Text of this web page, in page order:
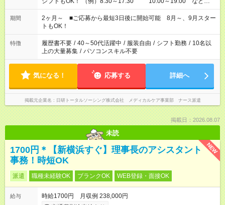
「家族とお休みを合わせたい」 「できれば残業はしたくない」
など、あなたのご希望に沿ったお仕事をご紹介します！ ※Wワ
ーク希望の方へ 今ご覧のお仕事で希望する勤務時間と、もう1つ
のお仕事の勤務時間。 合計で週40時間を超える場合は応募でき
ません
期間
2ヶ月～ ■ご応募から最短3日後に開始可能 8月～、9月スター
トもOK！
特徴 履歴書不要 / 40～50代活躍中 / 服装自由 / シフト勤務 / 10名以
上の大量募集 / パソコンスキル不要
気になる！ 応募する 詳細へ
掲載元企業名 日研トータルソーシング株式会社 メディカルケア事業部 ナース派遣
掲載日：2026.08.07
未読
NEW
1700円＊【新横浜すぐ】理事長のアシスタント
事務！時短OK
派遣 職種未経験OK ブランクOK WEB登録・面接OK
給与
時給1700円 月収例 238,000円